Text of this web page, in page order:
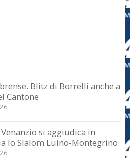
Blitz di Borrelli anche a
Cantone
si aggiudica in
lo Slalom Luino-Montegrino